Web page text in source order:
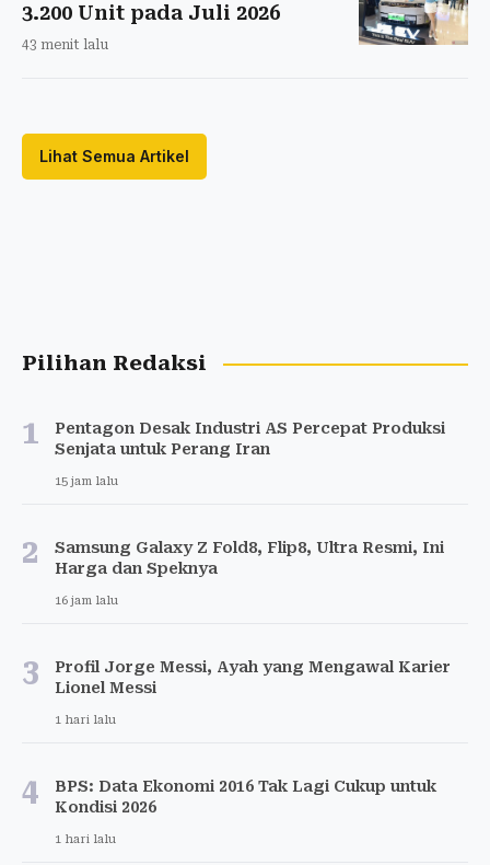
3.200 Unit pada Juli 2026
43 menit lalu
Lihat Semua Artikel
Pilihan Redaksi
1
Pentagon Desak Industri AS Percepat Produksi
Senjata untuk Perang Iran
15 jam lalu
2
Samsung Galaxy Z Fold8, Flip8, Ultra Resmi, Ini
Harga dan Speknya
16 jam lalu
3
Profil Jorge Messi, Ayah yang Mengawal Karier
Lionel Messi
1 hari lalu
4
BPS: Data Ekonomi 2016 Tak Lagi Cukup untuk
Kondisi 2026
1 hari lalu